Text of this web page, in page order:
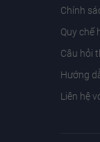
Chính
Quy chế
Câu hỏi
Hướng
Liên hệ